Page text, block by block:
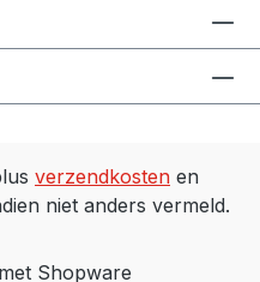
verzendkosten en
niet anders vermeld.
Shopware